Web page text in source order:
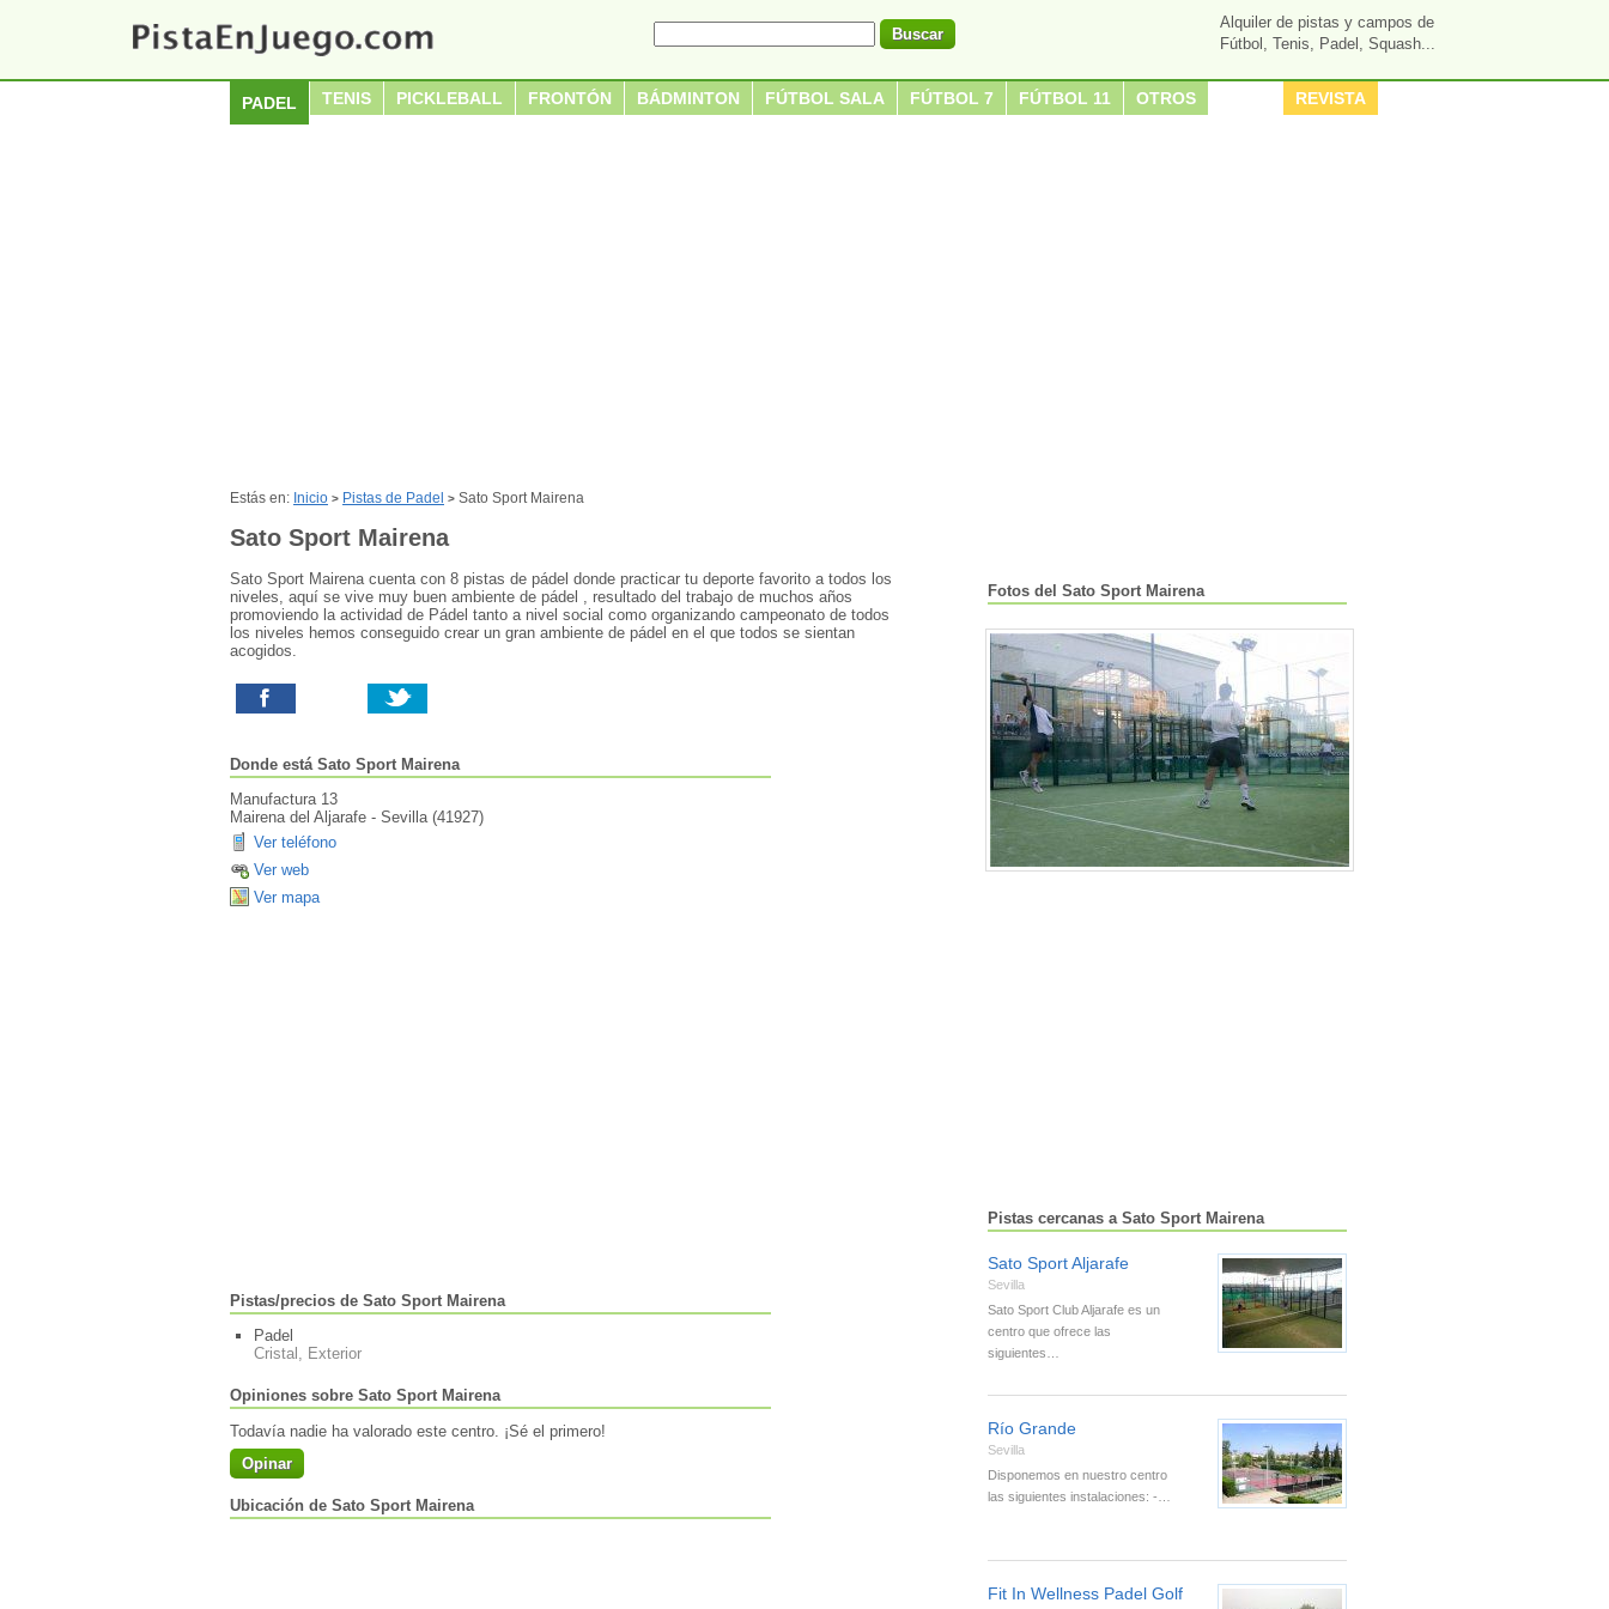
Alquiler de pistas y campos de
Fútbol, Tenis, Padel, Squash...
PADEL TENIS PICKLEBALL FRONTÓN BÁDMINTON FÚTBOL SALA FÚTBOL 7 FÚTBOL 11 OTROS REVISTA
Estás en: Inicio > Pistas de Padel > Sato Sport Mairena
Sato Sport Mairena
Sato Sport Mairena cuenta con 8 pistas de pádel donde practicar tu deporte favorito a todos los
niveles, aquí se vive muy buen ambiente de pádel , resultado del trabajo de muchos años
promoviendo la actividad de Pádel tanto a nivel social como organizando campeonato de todos
los niveles hemos conseguido crear un gran ambiente de pádel en el que todos se sientan
acogidos.
Donde está Sato Sport Mairena
Manufactura 13
Mairena del Aljarafe - Sevilla(41927)
Ver teléfono
Ver web
Ver mapa
Pistas/precios de Sato Sport Mairena
Padel
Cristal, Exterior
Opiniones sobre Sato Sport Mairena
Todavía nadie ha valorado este centro. ¡Sé el primero!
Opinar
Ubicación de Sato Sport Mairena
Fotos del Sato Sport Mairena
Pistas cercanas a Sato Sport Mairena
Sato Sport Aljarafe
Sevilla
Sato Sport Club Aljarafe es un
centro que ofrece las
siguientes…
Río Grande
Sevilla
Disponemos en nuestro centro
las siguientes instalaciones: -…
Fit In Wellness Padel Golf